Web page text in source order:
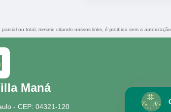
ou total, mesmo citando nossos links, é proibida sem a
Maná
- CEP: 04321-120